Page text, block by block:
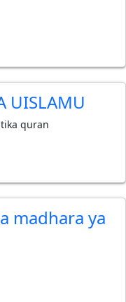
UISLAMU
quran
madhara ya